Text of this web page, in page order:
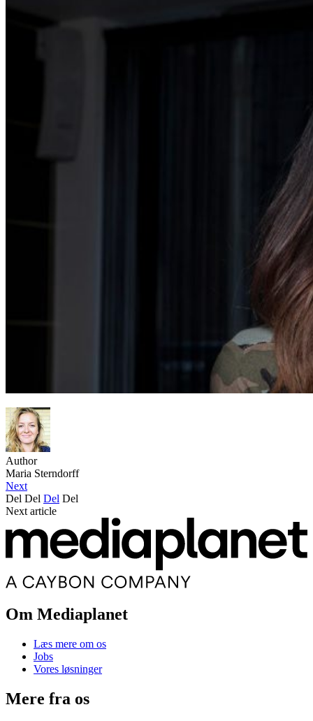
Author
Maria Sterndorff
Next
Del Del Del Del
Next article
Om Mediaplanet
Læs mere om os
Jobs
Vores løsninger
Mere fra os